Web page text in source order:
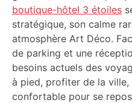
boutique-hôtel 3 étoiles
stratégique, son calme
atmosphère Art Déco.
de parking et une
besoins actuels des
à pied, profiter de la
confortable pour se